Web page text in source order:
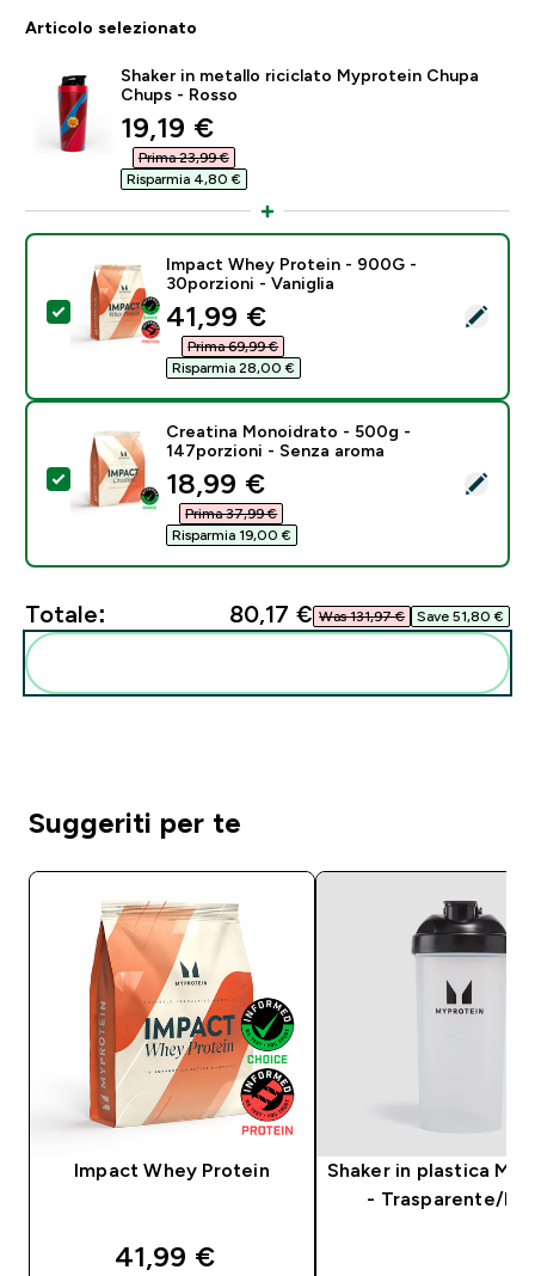
Articolo selezionato
Shaker in metallo riciclato Myprotein Chupa
Chups - Rosso
discounted price
19,19 €‎
Prima 23,99 €‎
Risparmia 4,80 €‎
Seleziona questo prodotto - Impact Whey Protein -
Impact Whey Protein - 900G -
30porzioni - Vaniglia
discounted price
41,99 €‎
Prima 69,99 €‎
Risparmia 28,00 €‎
Seleziona questo prodotto - Creatina Monoidrato -
Creatina Monoidrato - 500g -
147porzioni - Senza aroma
discounted price
18,99 €‎
Prima 37,99 €‎
Risparmia 19,00 €‎
Totale: 80,17 €‎ Was 131,97 €‎ Save 51,80 €‎
Suggeriti per te
Impact Whey Protein
discounted price
41,99 €‎
Shaker in plastica
- Trasparente/